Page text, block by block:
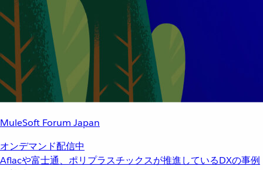
MuleSoft Forum Japan
オンデマンド配信中
Aflacや富士通、ポリプラスチックスが推進しているDXの事例